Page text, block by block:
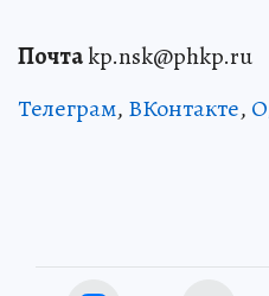
Почтаkp.nsk@phkp.ru
Телеграм, ВКонтакте,